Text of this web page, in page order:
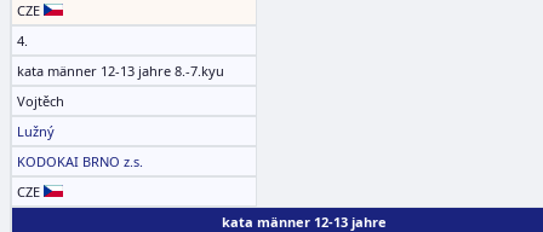
CZE
4.
kata männer 12-13 jahre 8.-7.kyu
Vojtěch
Lužný
KODOKAI BRNO z.s.
CZE
kata männer 12-13 jahre